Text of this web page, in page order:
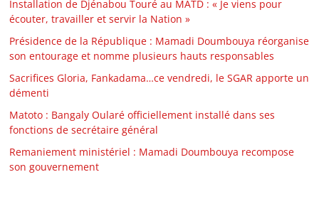
Installation de Djénabou Touré au MATD : « Je viens pour
écouter, travailler et servir la Nation »
Présidence de la République : Mamadi Doumbouya réorganise
son entourage et nomme plusieurs hauts responsables
Sacrifices Gloria, Fankadama…ce vendredi, le SGAR apporte un
démenti
Matoto : Bangaly Oularé officiellement installé dans ses
fonctions de secrétaire général
Remaniement ministériel : Mamadi Doumbouya recompose
son gouvernement